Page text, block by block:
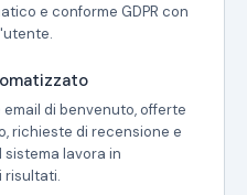
e conforme GDPR con
di benvenuto, offerte
richieste di recensione e
sistema lavora in
risultati.